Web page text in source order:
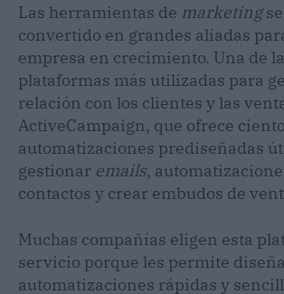
Las herramientas de marketing
convertido en grandes aliadas
empresa en crecimiento. Una de
plataformas más utilizadas para
relación con los clientes y las
ActiveCampaign, que ofrece
automatizaciones prediseñadas
gestionar emails,
contactos y crear embudos de
Muchas compañías eligen esta
servicio porque les permite
automatizaciones rápidas y